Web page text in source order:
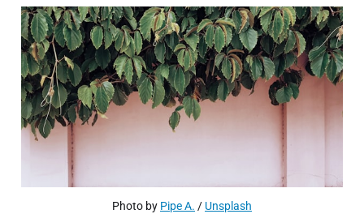
Photo by Pipe A. / Unsplash